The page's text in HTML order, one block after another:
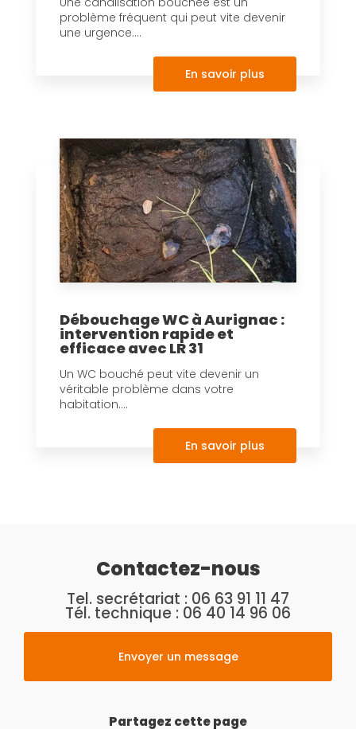
problème fréquent qui peut vite devenir
une urgence....
En savoir plus
Débouchage WC à Aurignac :
intervention rapide et
efficace avec LR 31
Un WC bouché peut vite devenir un
véritable problème dans votre
habitation....
En savoir plus
Contactez-nous
Tel. secrétariat : 06 63 91 11 47
Tél. technique : 06 40 14 96 06
Envoyer un message
Partagez cette page